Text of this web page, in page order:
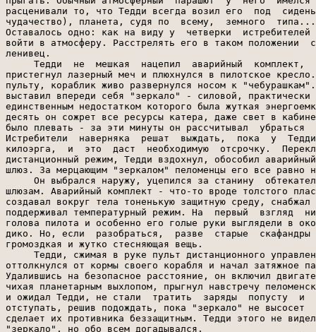
расценивали то, что Тедди всегда возил его  под
чудачество), планета, судя по  всему,  земного
Оставалось одно: как на виду у  четверки
войти в атмосферу. Расстрелять его в таком положении
ленивец.
Тедди  не  мешкая  нацепил  аварийный  комплект,
пристегнул лазерный меч и плюхнулся в пилотское
пульту, кораблик живо развернулся носом к
выставил впереди себя "зеркало" - силовой,
единственным недостатком которого была жуткая
десять он сожрет все ресурсы катера, даже свет в
было плевать - за эти минуты он рассчитывал  убраться
Истребители  наверняка  решат  выждать,  пока  у
килоэрга,  и  это  даст  необходимую  отсрочку.
дистанционный режим, Тедди вздохнул, обособил
шлюз. За мерцающим "зеркалом" пеломенцы его все равно
Он выбрался наружу, уцепился за станину
шлюзам. Аварийный комплект - что-то вроде толстого
создавал вокруг тела тоненькую защитную среду,
поддерживал температурный режим. На  первый  взгляд
голова пилота и особенно его голые руки выглядели в
дико. Но, если  разобраться,  разве  старые  скафандры
громоздкая и жутко стесняющая вещь.
Тедди, сжимая в руке пульт дистанционного
оттолкнулся от кормы своего корабля и начал затяжное
Удалившись на безопасное расстояние, он включил
чихая планетарным выхлопом, прыгнул навстречу
и ожидал Тедди, не стали  тратить  заряды  попусту  и
отступать, решив подождать, пока "зеркало" не
сделает их противника беззащитным. Тедди этого не
"зеркало", но обо всем догадывался.